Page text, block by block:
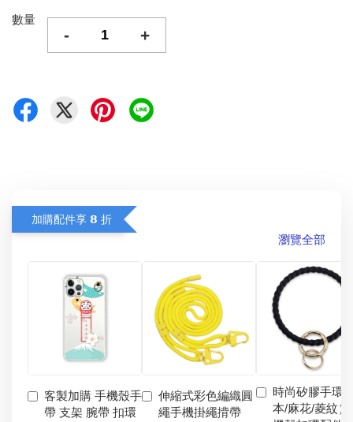
數量
- +
加購配件享 𝟴 折
瀏覽全部
客製加購 手機殼手
帶 支架 腕帶 扣環
伸縮式彩色編織圓
繩手機掛繩揹帶
時尚矽膠手環
本/麻花/菱紋）